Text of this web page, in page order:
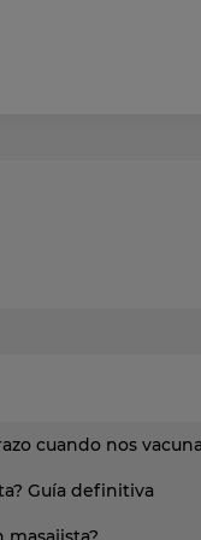
cuando nos
Guía definitiva